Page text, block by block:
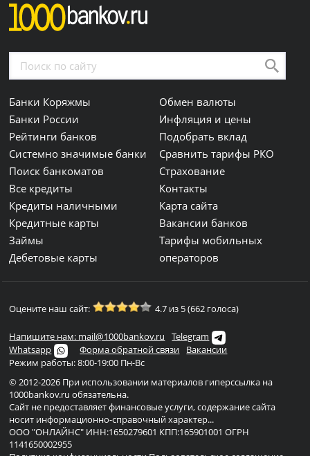
Банки Коряжмы
Банки России
Рейтинги банков
Системно значимые банки
Поиск банкоматов
Все кредиты
Кредиты наличными
Кредитные карты
Займы
Дебетовые карты
Обмен валюты
Инфляция и цены
Подобрать вклад
Сравнить тарифы РКО
Страхование
Контакты
Карта сайта
Вакансии банков
Тарифы мобильных
операторов
Оцените наш сайт: 4.7 из 5 (662 голоса)
Напишите нам: mail@1000bankov.ru
Telegram
Whatsapp
Форма обратной связи
Вакансии
Режим работы: 8:00-19:00 Пн-Вс
© 2012-2026 При использовании материалов гиперссылка на
1000bankov.ru обязательна.
Сайт не предоставляет финансовые услуги, содержание сайта
носит информационно-справочный характер...
ООО "ОНЛАЙНС" ИНН:1650279601 КПП:165901001 ОГРН
1141650002955